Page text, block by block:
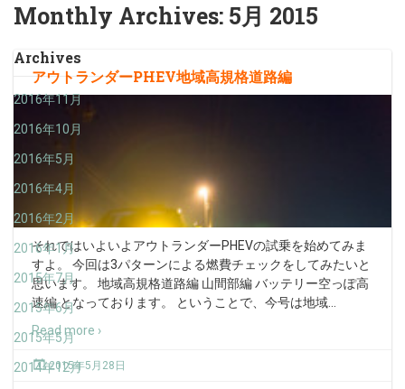
Monthly Archives: 5月 2015
Archives
2016年11月
2016年10月
2016年5月
2016年4月
2016年2月
2016年1月
2015年7月
2015年6月
2015年5月
2014年12月
アウトランダーPHEV地域高規格道路編
それではいよいよアウトランダーPHEVの試乗を始めてみま
すよ。 今回は3パターンによる燃費チェックをしてみたいと
思います。 地域高規格道路編 山間部編 バッテリー空っぽ高
速編 となっております。 ということで、今号は地域
Read more ›
2015年5月28日